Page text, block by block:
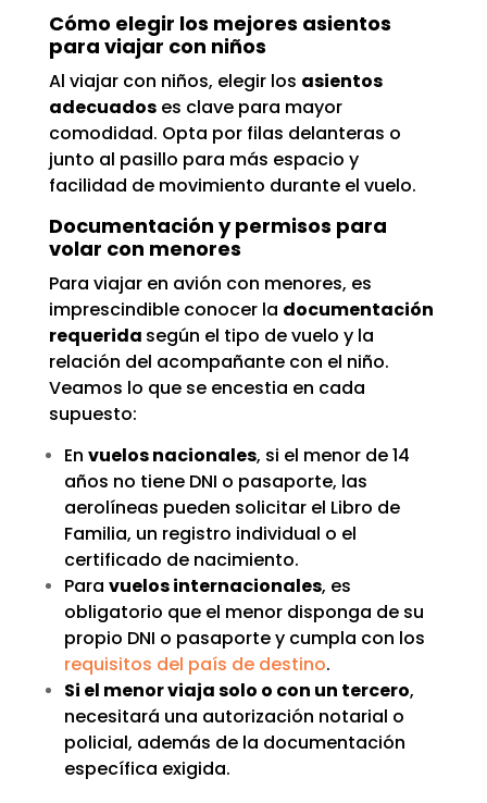
Cómo elegir los mejores asientos
para viajar con niños
Al viajar con niños, elegir los asientos
adecuadoses clave para mayor
comodidad. Opta por filas delanteras o
junto al pasillo para más espacio y
facilidad de movimiento durante el vuelo.
Documentación y permisos para
volar con menores
Para viajar en avión con menores, es
imprescindible conocer la documentación
requerida según el tipo de vuelo y la
relación del acompañante con el niño.
Veamos lo que se encestia en cada
supuesto:
En vuelos nacionales, si el menor de 14
años no tiene DNI o pasaporte, las
aerolíneas pueden solicitar el Libro de
Familia, un registro individual o el
certificado de nacimiento.
Para vuelos internacionales, es
obligatorio que el menor disponga de su
propio DNI o pasaporte y cumpla con los
requisitos del país de destino.
Si el menor viaja solo o con un tercero,
necesitará una autorización notarial o
policial, además de la documentación
específica exigida.